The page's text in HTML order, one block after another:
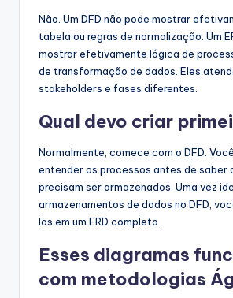
Não. Um DFD não pode mostrar
tabela ou regras de normalização. Um
mostrar efetivamente lógica de
de transformação de dados. Eles
stakeholders e fases diferentes.
Qual devo criar
Normalmente, comece com o DFD.
entender os processos antes de saber
precisam ser armazenados. Uma vez
armazenamentos de dados no DFD,
los em um ERD completo.
Esses diagramas
com metodologias